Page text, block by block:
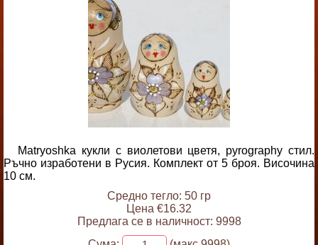
Matryoshka кукли с виолетови цветя, pyrography стил.
Ръчно изработени в Русия. Комплект от 5 броя. Височина
10 см.
Средно тегло: 50 гр
Цена €16.32
Предлага се в наличност: 9998